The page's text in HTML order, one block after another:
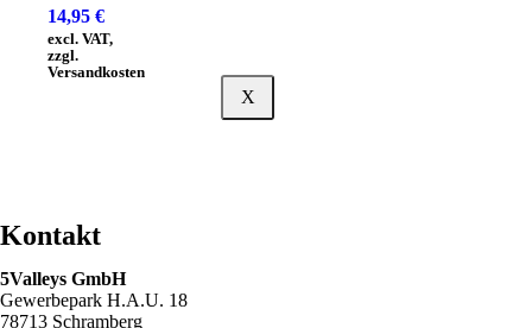
X
14,95 €
excl. VAT,
zzgl.
Versandkosten
Kontakt
5Valleys GmbH
Gewerbepark H.A.U. 18
78713 Schramberg